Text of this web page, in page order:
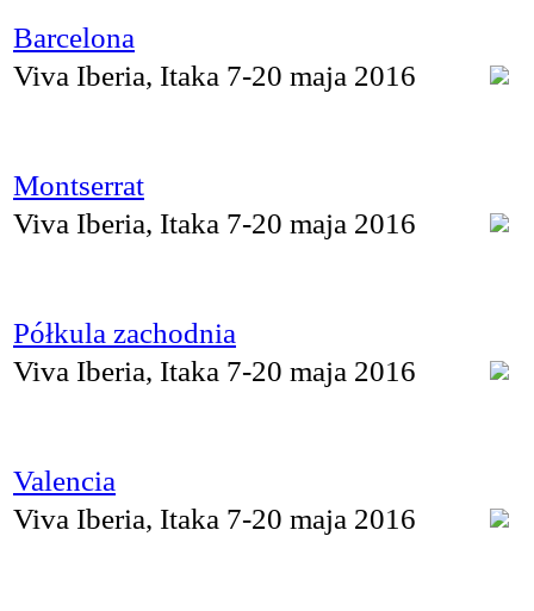
Barcelona
Viva Iberia, Itaka 7-20 maja 2016
Montserrat
Viva Iberia, Itaka 7-20 maja 2016
Półkula zachodnia
Viva Iberia, Itaka 7-20 maja 2016
Valencia
Viva Iberia, Itaka 7-20 maja 2016